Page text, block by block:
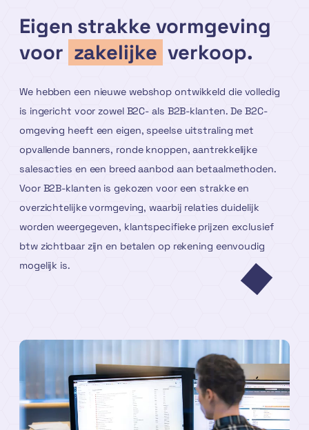
Eigen strakke vormgeving
voor zakelijke verkoop.
We hebben een nieuwe webshop ontwikkeld die volledig
is ingericht voor zowel B2C- als B2B-klanten. De B2C-
omgeving heeft een eigen, speelse uitstraling met
opvallende banners, ronde knoppen, aantrekkelijke
salesacties en een breed aanbod aan betaalmethoden.
Voor B2B-klanten is gekozen voor een strakke en
overzichtelijke vormgeving, waarbij relaties duidelijk
worden weergegeven, klant­specifieke prijzen exclusief
btw zichtbaar zijn en betalen op rekening eenvoudig
mogelijk is.